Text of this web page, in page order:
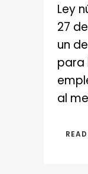
Ley
27
un
para
al